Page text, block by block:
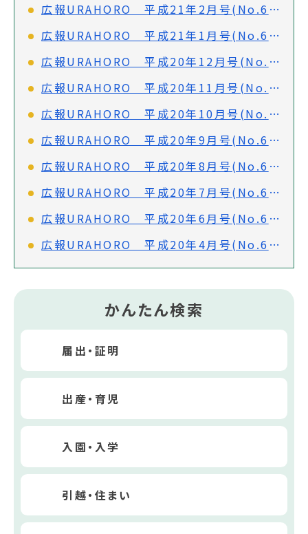
広報URAHORO 平成21年2月号(No.682)
広報URAHORO 平成21年1月号(No.681)
広報URAHORO 平成20年12月号(No.680)
広報URAHORO 平成20年11月号(No.679)
広報URAHORO 平成20年10月号(No.678)
広報URAHORO 平成20年9月号(No.677)
広報URAHORO 平成20年8月号(No.676)
広報URAHORO 平成20年7月号(No.675)
広報URAHORO 平成20年6月号(No.674)
広報URAHORO 平成20年4月号(No.672)
かんたん検索
届出・証明
出産・育児
入園・入学
引越・住まい